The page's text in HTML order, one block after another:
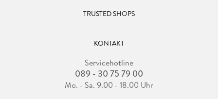
TRUSTED SHOPS
KONTAKT
Servicehotline
089 - 30 75 79 00
Mo. - Sa. 9.00 - 18.00 Uhr